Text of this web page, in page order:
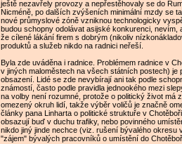
ještě nezavřely provozy a nepřestěhovaly se do
Nicméně, po dalších zvýšeních minimální mzdy se
nové průmyslové zóně vzniknou technologicky
budou schopny odolávat asijské konkurenci, nevím,
že cílené lákání firem s dobrým (nikoliv
produktů a služeb nikdo na radnici neřeší.
Byla zde uváděna i radnice. Problémem radnice v
v jiných maloměstech na všech státních postech) je
obsazení. Lidé se zde nevybírají ani tak podle
známostí, často podle pravidla jednookého mezi
na volby není rozumné, protože o politický život má
omezený okruh lidí, takže výběr voličů je značně
články pana Linharta o politické struktuře v
obsazují buď v duchu trafiky, nebo povinného
nikdo jiný jinde nechce (viz. rušení bývalého okresu
"zájem" bývalých pracovníků o umístění do